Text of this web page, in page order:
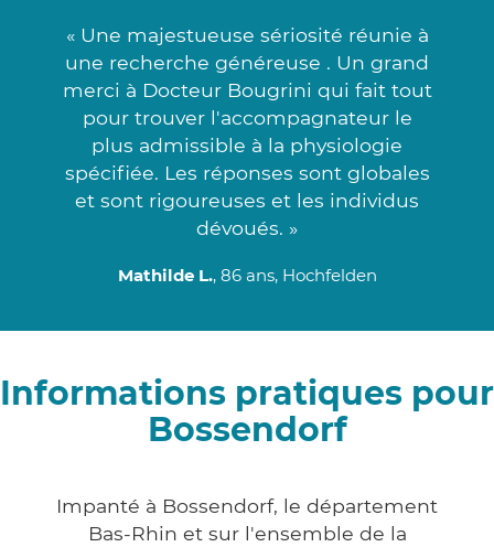
« Une majestueuse sériosité réunie à
une recherche généreuse . Un grand
merci à Docteur Bougrini qui fait tout
pour trouver l'accompagnateur le
plus admissible à la physiologie
spécifiée. Les réponses sont globales
et sont rigoureuses et les individus
dévoués. »
Mathilde L., 86 ans, Hochfelden
Informations pratiques pour
Bossendorf
Impanté à Bossendorf, le département
Bas-Rhin et sur l'ensemble de la